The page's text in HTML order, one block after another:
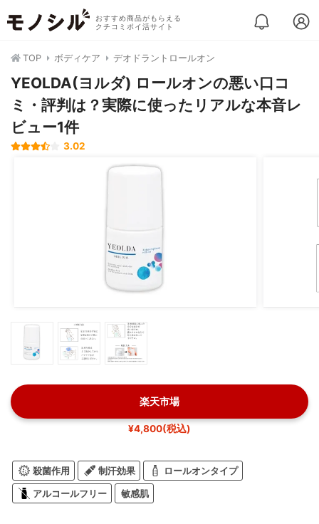
おすすめ商品がもらえる
クチコミポイ活サイト
TOP ボディケア デオドラントロールオン
YEOLDA(ヨルダ) ロールオンの悪い口コ
ミ・評判は？実際に使ったリアルな本音レ
ビュー1件
3.02
楽天市場
¥4,800(税込)
殺菌作用 制汗効果 ロールオンタイプ
アルコールフリー 敏感肌